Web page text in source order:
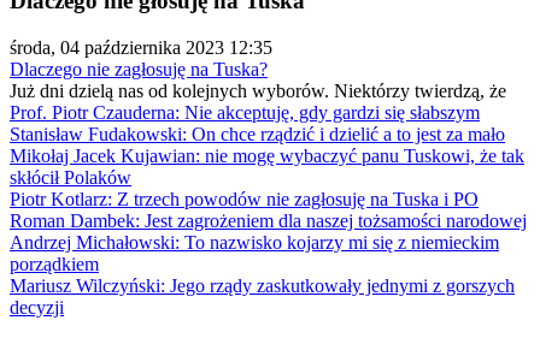
środa, 04 października 2023 12:35
Dlaczego nie zagłosuję na Tuska?
Już dni dzielą nas od kolejnych wyborów. Niektórzy twierdzą, że
Prof. Piotr Czauderna: Nie akceptuję, gdy gardzi się słabszym
Stanisław Fudakowski: On chce rządzić i dzielić a to jest za mało
Mikołaj Jacek Kujawian: nie mogę wybaczyć panu Tuskowi, że tak
skłócił Polaków
Piotr Kotlarz: Z trzech powodów nie zagłosuję na Tuska i PO
Roman Dambek: Jest zagrożeniem dla naszej tożsamości narodowej
Andrzej Michałowski: To nazwisko kojarzy mi się z niemieckim
porządkiem
Mariusz Wilczyński: Jego rządy zaskutkowały jednymi z gorszych
decyzji